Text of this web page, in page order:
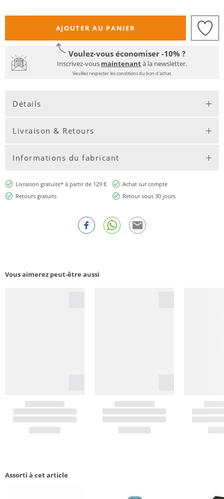
AJOUTER AU PANIER
Voulez-vous économiser -10% ?
Inscrivez-vous maintenantà la newsletter.
Veuillez respecter les conditions du bon d'achat.
Détails
Livraison & Retours
Informations du fabricant
Livraison gratuite* à partir de 129 €
Achat sur compte
Retours gratuits
Retour sous 30 jours
Vous aimerez peut-être aussi
Assorti à cet article